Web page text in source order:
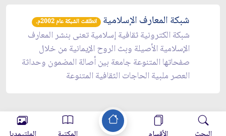
شبكة المعارف الإسلامية انطلقت الشبكة عام 2002م.
شبكة الكترونية ثقافية إسلامية تعنى بنشر المعارف
الإسلامية الأصيلة وبث الروح الإيمانية من خلال
صفحاتها المتنوعة جامعة بين أصالة المضمون وحداثة
العصر ملبية الحاجات الثقافية المتنوعة